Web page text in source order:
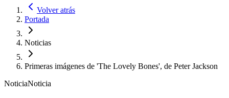
Volver atrás
Portada
Noticias
Primeras imágenes de 'The Lovely Bones', de Peter Jackson
NoticiaNoticia